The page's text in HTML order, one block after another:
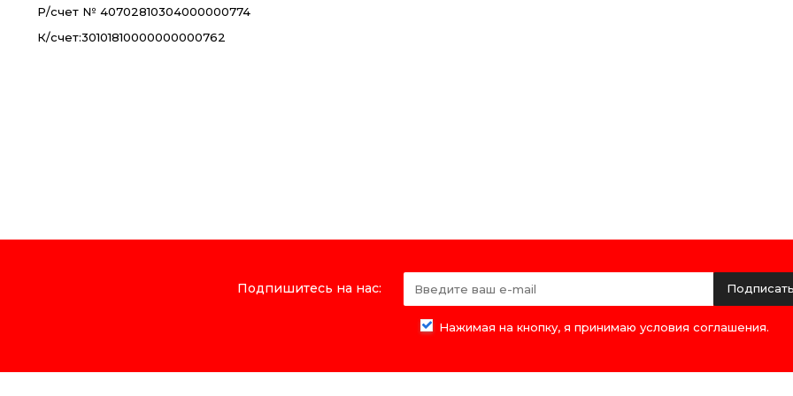
Р/счет № 40702810304000000774
К/счет:30101810000000000762
Подпишитесь на нас:
Нажимая на кнопку, я принимаю условия соглашения.